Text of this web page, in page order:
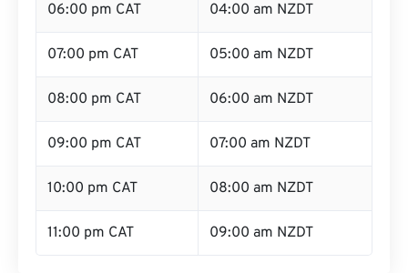
06:00 pm CAT 04:00 am NZDT
07:00 pm CAT 05:00 am NZDT
08:00 pm CAT 06:00 am NZDT
09:00 pm CAT 07:00 am NZDT
10:00 pm CAT 08:00 am NZDT
11:00 pm CAT 09:00 am NZDT